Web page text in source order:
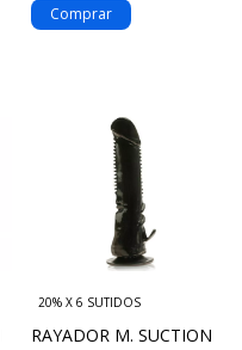
RAYADOR M. SUCTION
20% X 6 SUTIDOS